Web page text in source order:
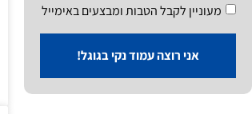
מעוניין לקבל הטבות ומבצעים באימייל
אני רוצה עמוד נקי בגוגל!